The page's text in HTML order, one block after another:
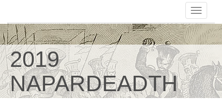
Toggle
2019
NAPARDEADTH